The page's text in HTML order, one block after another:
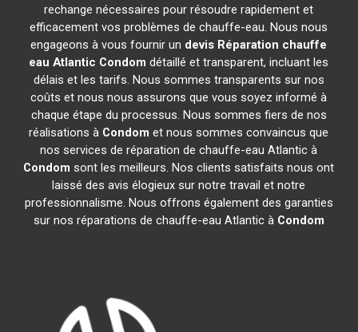
rechange nécessaires pour résoudre rapidement et
efficacement vos problèmes de chauffe-eau. Nous nous
engageons à vous fournir un devis Réparation chauffe
eau Atlantic Condom détaillé et transparent, incluant les
délais et les tarifs. Nous sommes transparents sur nos
coûts et nous nous assurons que vous soyez informé à
chaque étape du processus. Nous sommes fiers de nos
réalisations à Condom et nous sommes convaincus que
nos services de réparation de chauffe-eau Atlantic à
Condom sont les meilleurs. Nos clients satisfaits nous ont
laissé des avis élogieux sur notre travail et notre
professionnalisme. Nous offrons également des garanties
sur nos réparations de chauffe-eau Atlantic à Condom